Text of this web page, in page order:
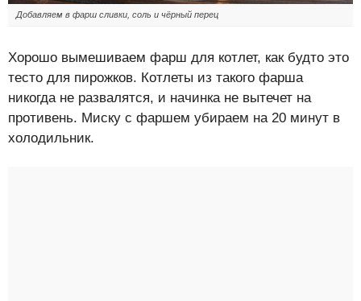
Добавляем в фарш сливки, соль и чёрный перец
Хорошо вымешиваем фарш для котлет, как будто это
тесто для пирожков. Котлеты из такого фарша
никогда не развалятся, и начинка не вытечет на
противень. Миску с фаршем убираем на 20 минут в
холодильник.